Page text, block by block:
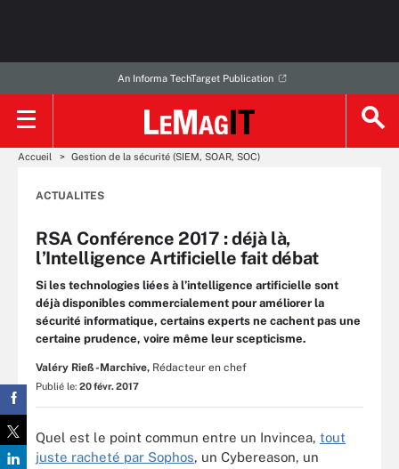
An Informa TechTarget Publication
Accueil Gestion de la sécurité (SIEM, SOAR, SOC)
ACTUALITES
RSA Conférence 2017 : déjà là,
l’Intelligence Artificielle fait débat
Si les technologies liées à l’intelligence artificielle sont
déjà disponibles commercialement pour améliorer la
sécurité informatique, certains experts ne cachent pas une
certaine prudence, voire même leur scepticisme.
Valéry Rieß-Marchive, Rédacteur en chef
Publié le: 20 févr. 2017
Quel est le point commun entre un Invincea, tout
juste racheté par Sophos, un Cybereason, un